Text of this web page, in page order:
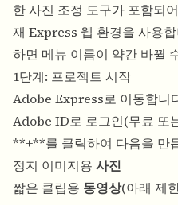
한 사진 조정 도구가 포함되
재 Express 웹 환경을 사용
하면 메뉴 이름이 약간 바뀔
1단계: 프로젝트 시작
Adobe Express로 이동합니
Adobe ID로 로그인(무료 또
**+**를 클릭하여 다음을 만
정지 이미지용 사진
짧은 클립용 동영상(아래 제